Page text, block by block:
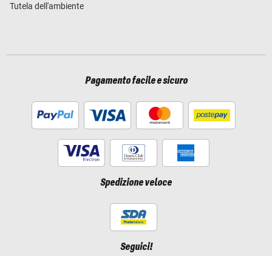
Tutela dell'ambiente
Pagamento facile e sicuro
Spedizione veloce
Seguici!